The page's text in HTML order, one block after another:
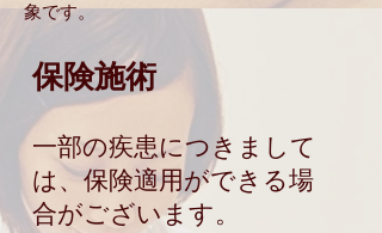
象です。
保険施術
一部の疾患につきまして
は、保険適用ができる場
合がございます。